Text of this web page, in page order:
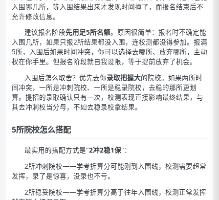
入围哪几所，等入围结果出来才发现时间撞了，而报名结束后不
允许修改信息。
建议报名阶段先用足5所名额。原因很简单：报名时不确定能
入围几所，如果只报2所结果都没入围，连校测都没得参加。报满
5所，入围后如果时间冲突，你可以选择去哪所、放弃哪所，主动
权在你手里。但报名阶段就自我设限，等于提前放弃了机会。
入围后怎么取舍？优先去你录取把握大的院校。如果两所时
间冲突，一所是冲刺院校、一所是稳录院校，去稳的那所更划
算。提招的录取确认只有一次，校测表现直接影响最终结果，与
其去冲刺校当分母，不如去稳录校拿结果。
5所院校怎么搭配
最实用的搭配方式是"2冲2稳1保"：
2所冲刺院校——学考折算分可能刚到入围线，校测需要超常
发挥，录了是惊喜，没录也不亏。
2所稳妥院校——学考折算分高于往年入围线，校测正常发挥